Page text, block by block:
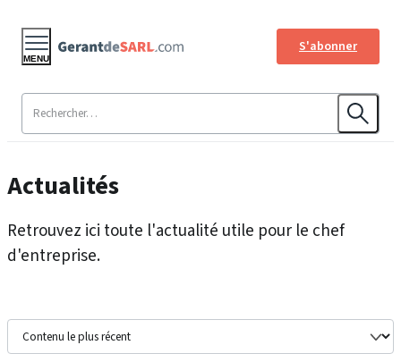
S'abonner
MENU
Actualités
Retrouvez ici toute l'actualité utile pour le chef
d'entreprise.